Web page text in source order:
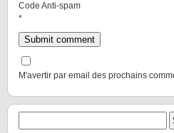
Code Anti-spam
*
M'avertir par email des prochains